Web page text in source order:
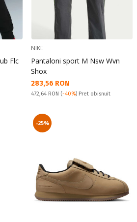
Flc
NIKE
Pantaloni sport M Nsw Wvn
Shox
Текуща цена:
283,56 RON
Pret obisnuit:
472,64 RON (-40%) Pret obisnuit
-25%